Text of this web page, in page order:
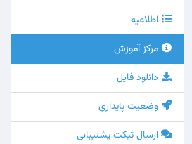
اطلاعیه
مرکز آموزش
دانلود فایل
وضعیت پایداری
ارسال تیکت پشتیبانی